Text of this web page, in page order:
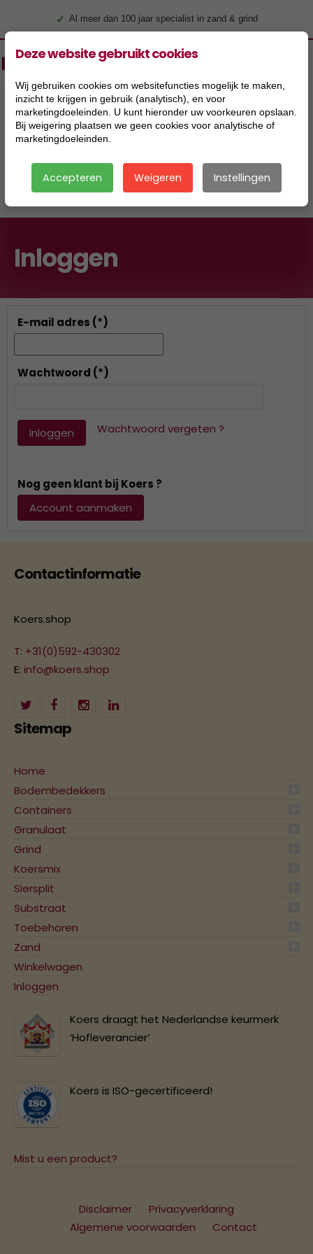
✓ Al meer dan 100 jaar specialist in zand & grind
|
Inloggen
E-mail adres (*)
Wachtwoord (*)
Inloggen Wachtwoord vergeten ?
Nog geen klant bij Koers ?
Account aanmaken
Contactinformatie
Koers.shop
T: +31(0)592-430302
E: info@koers.shop
Sitemap
Home
Bodembedekkers
Containers
Granulaat
Grind
Koersmix
Siersplit
Substraat
Toebehoren
Zand
Winkelwagen
Inloggen
Koers draagt het Nederlandse keurmerk
‘Hofleverancier’
Koers is ISO-gecertificeerd!
Mist u een product?
Disclaimer
Privacyverklaring
Algemene voorwaarden
Contact
Deze website gebruikt cookies
Wij gebruiken cookies om websitefuncties mogelijk te maken,
inzicht te krijgen in gebruik (analytisch), en voor
marketingdoeleinden. U kunt hieronder uw voorkeuren opslaan.
Bij weigering plaatsen we geen cookies voor analytische of
marketingdoeleinden.
Accepteren Weigeren Instellingen